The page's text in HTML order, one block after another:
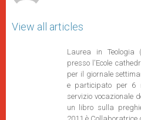
View all articles
Laurea in Teologia
presso l'Ecole
per il giornale
e participato per 6
servizio vocazionale
un libro sulla